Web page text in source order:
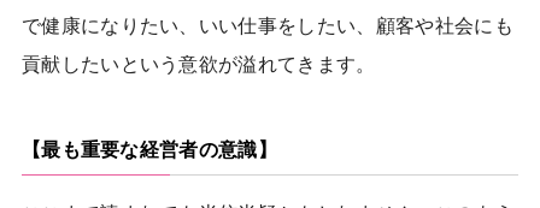
で健康になりたい、いい仕事をしたい、顧客や社会にも
貢献したいという意欲が溢れてきます。
【最も重要な経営者の意識】